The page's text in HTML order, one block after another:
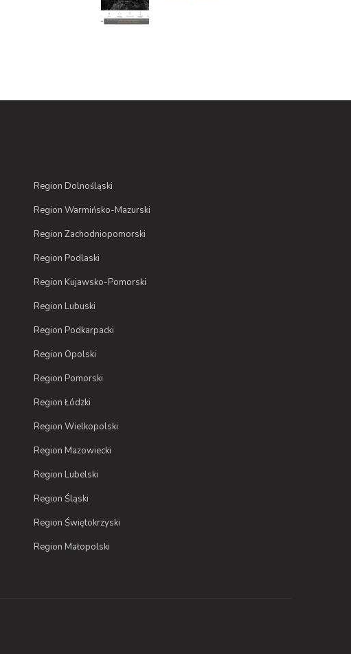
Region Dolnośląski
Region Warmińsko-Mazurski
Region Zachodniopomorski
Region Podlaski
Region Kujawsko-Pomorski
Region Lubuski
Region Podkarpacki
Region Opolski
Region Pomorski
Region Łódzki
Region Wielkopolski
Region Mazowiecki
Region Lubelski
Region Śląski
Region Świętokrzyski
Region Małopolski